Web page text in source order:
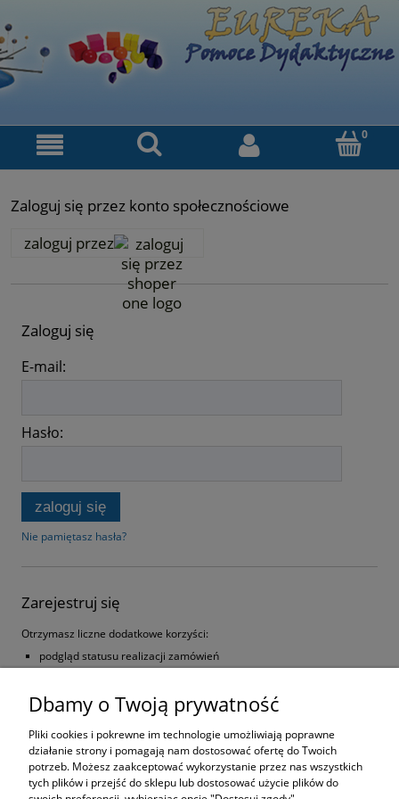
Zaloguj się przez konto społecznościowe
zaloguj przez
Zaloguj się
E-mail:
Hasło:
zaloguj się
Nie pamiętasz hasła?
Zarejestruj się
Otrzymasz liczne dodatkowe korzyści:
podgląd statusu realizacji zamówień
zakupach
możliwość otrzymania rabatów i kuponów promocyjnych
zarejestruj się
Dbamy o Twoją prywatność
Pliki cookies i pokrewne im technologie umożliwiają poprawne
działanie strony i pomagają nam dostosować ofertę do Twoich
potrzeb. Możesz zaakceptować wykorzystanie przez nas wszystkich
tych plików i przejść do sklepu lub dostosować użycie plików do